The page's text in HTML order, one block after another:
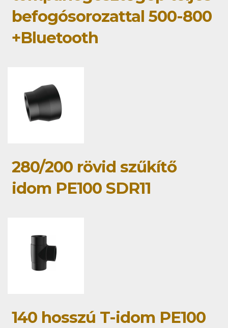
befogósorozattal 500-800
+Bluetooth
280/200 rövid szűkítő
idom PE100 SDR11
140 hosszú T-idom PE100